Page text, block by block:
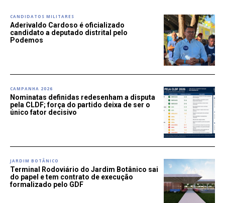
CANDIDATOS MILITARES
Aderivaldo Cardoso é oficializado
candidato a deputado distrital pelo
Podemos
CAMPANHA 2026
Nominatas definidas redesenham a disputa
pela CLDF; força do partido deixa de ser o
único fator decisivo
JARDIM BOTÂNICO
Terminal Rodoviário do Jardim Botânico sai
do papel e tem contrato de execução
formalizado pelo GDF